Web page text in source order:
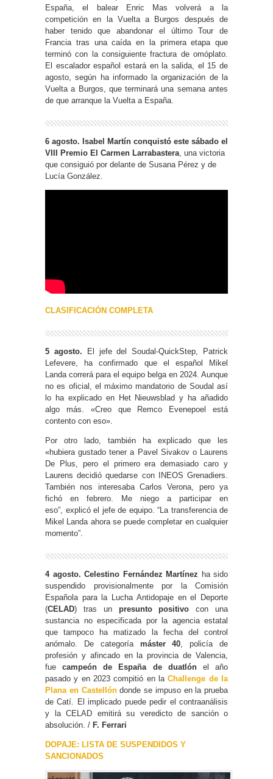
España, el balear Enric Mas volverá a la
competición en la Vuelta a Burgos después de
haber tenido que abandonar el último Tour de
Francia tras una caída en la primera etapa que
terminó con la consiguiente fractura de omóplato.
El escalador español estará en la salida, el 15 de
agosto, según ha informado la organización de la
Vuelta a Burgos, que terminará una semana antes
de que arranque la Vuelta a España.
6 agosto. Isabel Martín conquistó este sábado el
VIII Premio El Carmen Larrabastera, una victoria
que consiguió por delante de Susana Pérez y de
Lucía González.
CLASIFICACIÓN COMPLETA
5 agosto.
El jefe del Soudal-QuickStep, Patrick
Lefevere, ha confirmado que el español Mikel
Landa correrá para el equipo belga en 2024. Aunque
no es oficial, el máximo mandatorio de Soudal así
lo ha explicado en Het Nieuwsblad y ha añadido
algo más. «Creo que Remco Evenepoel está
contento con eso».
Por otro lado, también ha explicado que les
«hubiera gustado tener a Pavel Sivakov o Laurens
De Plus, pero el primero era demasiado caro y
Laurens decidió quedarse con INEOS Grenadiers.
También nos interesaba Carlos Verona, pero ya
fichó en febrero. Me niego a participar en
eso”, explicó el jefe de equipo. “La transferencia de
Mikel Landa ahora se puede completar en cualquier
momento”.
4 agosto. Celestino Fernández Martínez ha sido
suspendido provisionalmente por la Comisión
Española para la Lucha Antidopaje en el Deporte
(CELAD) tras un presunto positivo con una
sustancia no especificada por la agencia estatal
que tampoco ha matizado la fecha del control
anómalo. De categoría máster 40, policía de
profesión y afincado en la provincia de Valencia,
fuecampeón de España de duatlónel año
pasado y en 2023 compitió en laChallenge de la
Plana en Castellóndonde se impuso en la prueba
de Catí. El implicado puede pedir el contraanálisis
y la CELAD emitirá su veredicto de sanción o
absolución. / F. Ferrari
DOPAJE: LISTA DE SUSPENDIDOS Y
SANCIONADOS